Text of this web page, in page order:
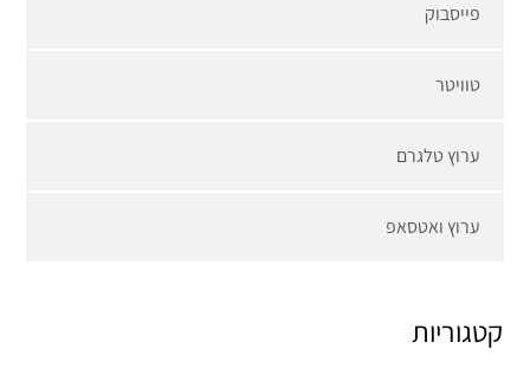
פייסבוק
טוויטר
ערוץ טלגרם
ערוץ ואטסאפ
קטגוריות